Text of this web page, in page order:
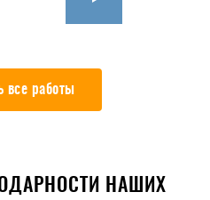
все работы
НАШИХ